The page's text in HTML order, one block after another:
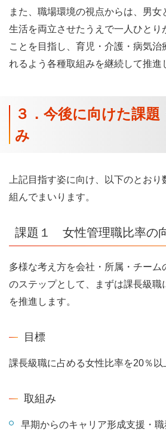
また、職場環境の視点からは、男女
生活を両立させたうえで一人ひとり
ことを目指し、育児・介護・病気治
れるよう各種取組みを継続して推進
３．今後に向けた課題
み
上記目指す姿に向け、以下のとおり
組んでまいります。
課題１ 女性管理職比率の
多様な考え方を会社・所属・チーム
のステップとして、まずは課長級職
を推進します。
目標
課長級職に占める女性比率を20％以
取組み
早期からのキャリア形成支援・